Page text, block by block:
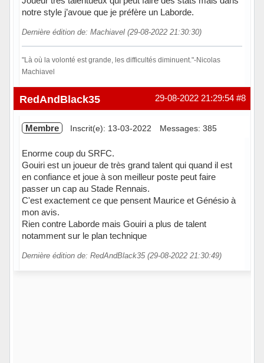
notre style j’avoue que je préfère un Laborde.
Dernière édition de: Machiavel (29-08-2022 21:30:30)
"Là où la volonté est grande, les difficultés diminuent."-Nicolas
Machiavel
Hors ligne #8
29-08-2022 21:29:54
RedAndBlack35
Membre Inscrit(e): 13-03-2022 Messages: 385
Enorme coup du SRFC.
Gouiri est un joueur de très grand talent qui quand il est
en confiance et joue à son meilleur poste peut faire
passer un cap au Stade Rennais.
C'est exactement ce que pensent Maurice et Génésio à
mon avis.
Rien contre Laborde mais Gouiri a plus de talent
notamment sur le plan technique
Dernière édition de: RedAndBlack35 (29-08-2022 21:30:49)